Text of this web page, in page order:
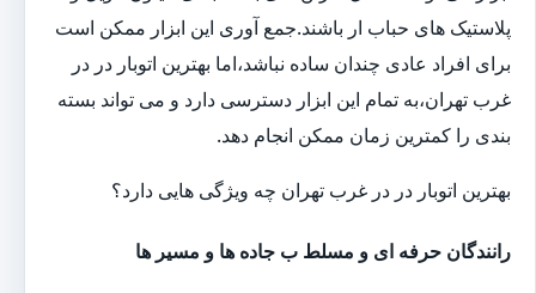
پلاستیک های حباب ار باشند.جمع آوری این ابزار ممکن است
برای افراد عادی چندان ساده نباشد،اما بهترین اتوبار در در
غرب تهران،به تمام این ابزار دسترسی دارد و می تواند بسته
بندی را کمترین زمان ممکن انجام دهد.
بهترین اتوبار در در غرب تهران چه ویژگی هایی دارد؟
رانندگان حرفه ای و مسلط ب جاده ها و مسیر ها